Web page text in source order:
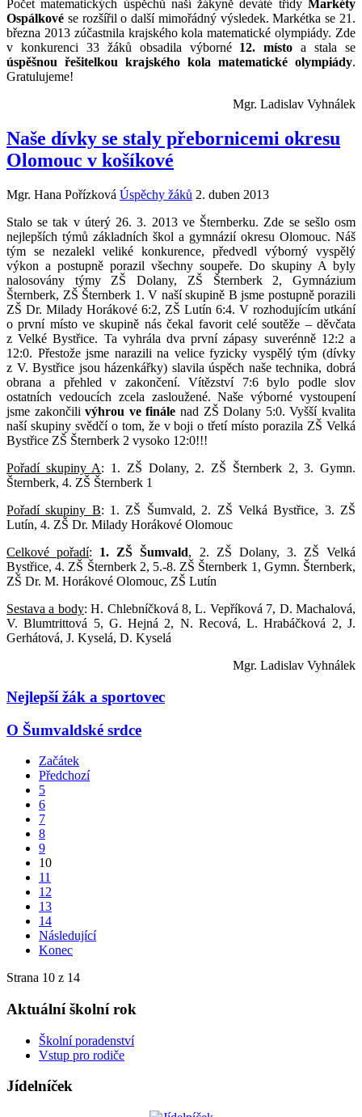
Počet matematických úspěchů naší žákyně deváté třídy Markéty
Ospálkové se rozšířil o další mimořádný výsledek. Markétka se 21.
března 2013 zúčastnila krajského kola matematické olympiády. Zde
v konkurenci 33 žáků obsadila výborné 12. místo a stala se
úspěšnou řešitelkou krajského kola matematické olympiády.
Gratulujeme!
Mgr. Ladislav Vyhnálek
Naše dívky se staly přebornicemi okresu
Olomouc v košíkové
Mgr. Hana Pořízková Úspěchy žáků 2. duben 2013
Stalo se tak v úterý 26. 3. 2013 ve Šternberku. Zde se sešlo osm
nejlepších týmů základních škol a gymnázií okresu Olomouc. Náš
tým se nezalekl veliké konkurence, předvedl výborný vyspělý
výkon a postupně porazil všechny soupeře. Do skupiny A byly
nalosovány týmy ZŠ Dolany, ZŠ Šternberk 2, Gymnázium
Šternberk, ZŠ Šternberk 1. V naší skupině B jsme postupně porazili
ZŠ Dr. Milady Horákové 6:2, ZŠ Lutín 6:4. V rozhodujícím utkání
o první místo ve skupině nás čekal favorit celé soutěže – děvčata
z Velké Bystřice. Ta vyhrála dva první zápasy suverénně 12:2 a
12:0. Přestože jsme narazili na velice fyzicky vyspělý tým (dívky
z V. Bystřice jsou házenkářky) slavila úspěch naše technika, dobrá
obrana a přehled v zakončení. Vítězství 7:6 bylo podle slov
ostatních vedoucích zcela zasloužené. Naše výborné vystoupení
jsme zakončilivýhrou ve finále nad ZŠ Dolany 5:0. Vyšší kvalita
naší skupiny svědčí o tom, že v boji o třetí místo porazila ZŠ Velká
Bystřice ZŠ Šternberk 2 vysoko 12:0!!!
Pořadí skupiny A: 1. ZŠ Dolany, 2. ZŠ Šternberk 2, 3. Gymn.
Šternberk, 4. ZŠ Šternberk 1
Pořadí skupiny B: 1. ZŠ Šumvald, 2. ZŠ Velká Bystřice, 3. ZŠ
Lutín, 4. ZŠ Dr. Milady Horákové Olomouc
Celkové pořadí: 1. ZŠ Šumvald, 2. ZŠ Dolany, 3. ZŠ Velká
Bystřice, 4. ZŠ Šternberk 2, 5.-8. ZŠ Šternberk 1, Gymn. Šternberk,
ZŠ Dr. M. Horákové Olomouc, ZŠ Lutín
Sestava a body: H. Chlebníčková 8, L. Vepříková 7, D. Machalová,
V. Blumtrittová 5, G. Hejná 2, N. Recová, L. Hrabáčková 2, J.
Gerhátová, J. Kyselá, D. Kyselá
Mgr. Ladislav Vyhnálek
Nejlepší žák a sportovec
O Šumvaldské srdce
Začátek
Předchozí
5
6
7
8
9
10
11
12
13
14
Následující
Konec
Strana 10 z 14
Aktuální školní rok
Školní poradenství
Vstup pro rodiče
Jídelníček